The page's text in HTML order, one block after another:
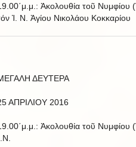
Ἀκολουθία τοῦ Νυμφίου
Ἱ. Ν. Ἁγίου Νικολάου Κοκκαρίου
ΔΕΥΤΕΡΑ
ΑΠΡΙΛΙΟΥ 2016
Ἀκολουθία τοῦ Νυμφίου